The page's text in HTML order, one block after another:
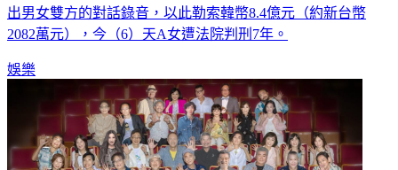
出男女雙方的對話錄音，以此勒索韓幣8.4億元（約新台幣
2082萬元），今（6）天A女遭法院判刑7年。
娛樂